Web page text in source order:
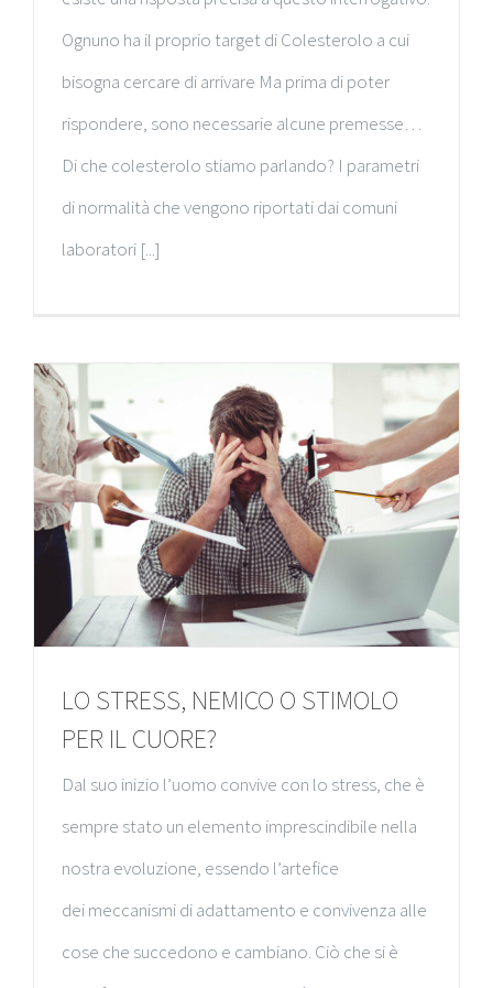
Ognuno ha il proprio target di Colesterolo a cui
bisogna cercare di arrivare Ma prima di poter
rispondere, sono necessarie alcune premesse…
Di che colesterolo stiamo parlando? I parametri
di normalità che vengono riportati dai comuni
laboratori [...]
LO STRESS, NEMICO O STIMOLO
PER IL CUORE?
Dal suo inizio l’uomo convive con lo stress, che è
sempre stato un elemento imprescindibile nella
nostra evoluzione, essendo l’artefice
dei meccanismi di adattamento e convivenza alle
cose che succedono e cambiano. Ciò che si è